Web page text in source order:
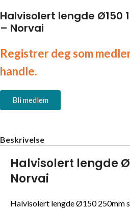
Halvisolert lengde Ø150
– Norvai
Registrer deg som
handle.
Bli medlem
Beskrivelse
Halvisolert lengde
Norvai
Halvisolert lengde Ø150 250mm